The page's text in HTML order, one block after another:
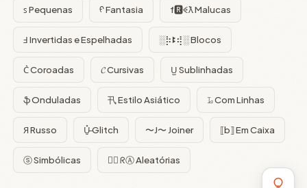
ꜱ Pequenas ᠻ Fantasia f🆁ꈼƛ Malucas
Ⅎ Invertidas e Espelhadas ░⡷ꔪ⢾░ Blocos
C͛ Coroadas 𝓒 Cursivas U̺ Sublinhadas
ֆ Onduladas 卂 Estilo Asiático 𝙻̷ Com Linhas
Я Russo U̵̮̽ Glitch 〜J〜 Joiner ⟦b⟧ Em Caixa
ⓢ Simbólicas 😵‍💫 ᖇⒶ Aleatórias